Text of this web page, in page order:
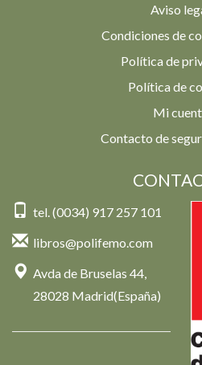
Aviso
Condiciones de
Política de
Política de
Mi
Contacto de
tel. (0034) 917 257 101
libros@polifemo.com
Avda de Bruselas 44,
28028 Madrid(España)